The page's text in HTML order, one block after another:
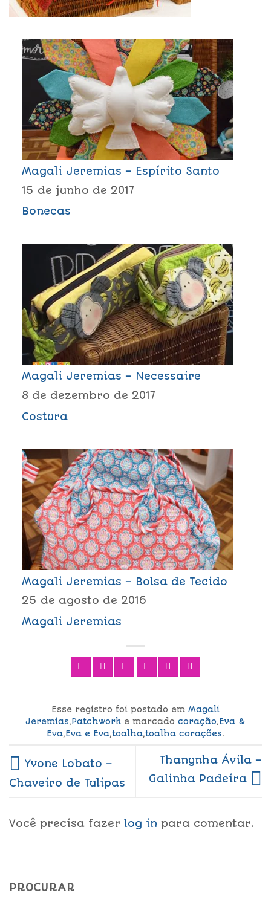
Magali Jeremias – Espírito Santo
15 de junho de 2017
Bonecas
Magali Jeremias – Necessaire
8 de dezembro de 2017
Costura
Magali Jeremias – Bolsa de Tecido
25 de agosto de 2016
Magali Jeremias
Esse registro foi postado em Magali
Jeremias,Patchwork e marcado coração,Eva &
Eva,Eva e Eva,toalha,toalha corações.
Yvone Lobato –
Chaveiro de Tulipas
Thanynha Ávila –
Galinha Padeira
Você precisa fazer log in para comentar.
PROCURAR